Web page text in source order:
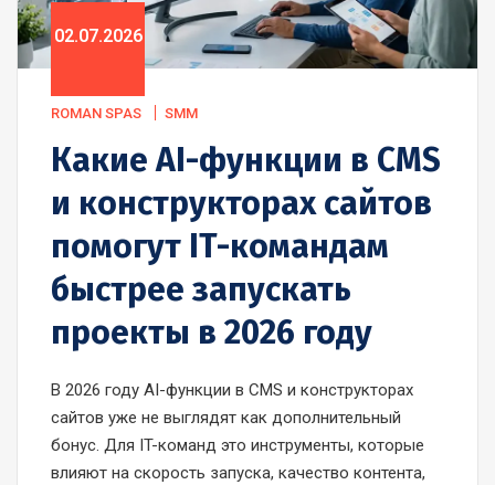
02.07.2026
ROMAN SPAS SMM
Какие AI-функции в CMS
и конструкторах сайтов
помогут IT-командам
быстрее запускать
проекты в 2026 году
В 2026 году AI-функции в CMS и конструкторах
сайтов уже не выглядят как дополнительный
бонус. Для IT-команд это инструменты, которые
влияют на скорость запуска, качество контента,